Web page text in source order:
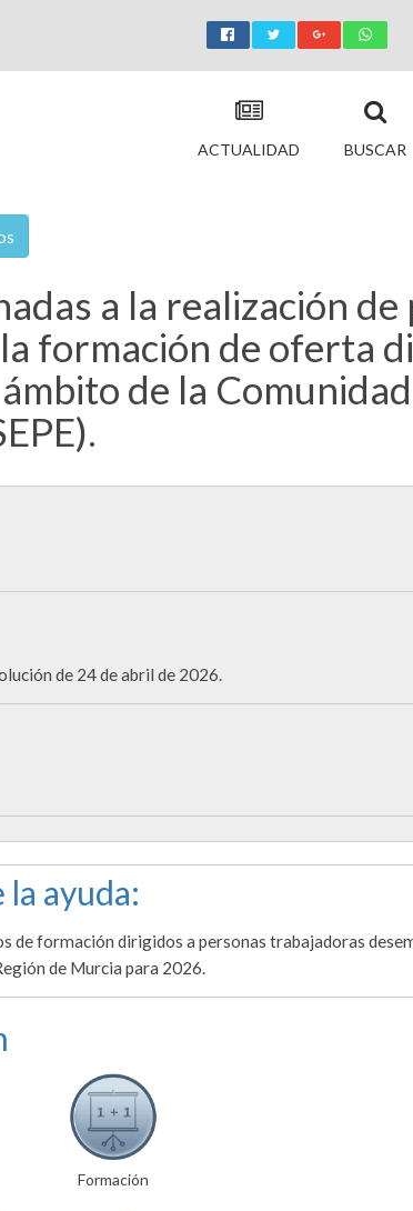
ACTUALIDAD BUSCAR
a la realización
formación de oferta
de la
de 24 de abril de 2026.
ayuda:
de formación dirigidos a personas trabajadoras
de Murcia para 2026.
Formación